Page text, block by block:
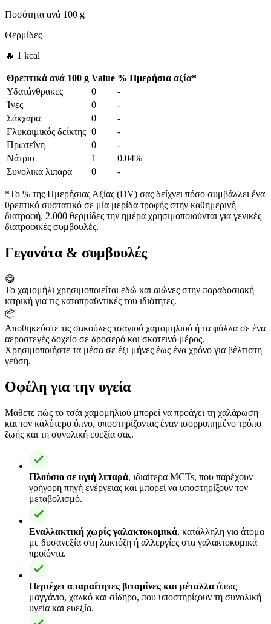
Ποσότητα ανά 100 g
Θερμίδες
🔥 1 kcal
Θρεπτικά ανά 100 g Value % Ημερήσια αξία*
Υδατάνθρακες
0
-
Ίνες
0
-
Σάκχαρα
0
-
Γλυκαιμικός δείκτης 0
-
Πρωτεΐνη
0
-
Νάτριο
1
0.04%
Συνολικά λιπαρά
0 -
*Το % της Ημερήσιας Αξίας (DV) σας δείχνει πόσο συμβάλλει ένα
θρεπτικό συστατικό σε μία μερίδα τροφής στην καθημερινή
διατροφή. 2.000 θερμίδες την ημέρα χρησιμοποιούνται για γενικές
διατροφικές συμβουλές.
Γεγονότα & συμβουλές
😋
Το χαμομήλι χρησιμοποιείται εδώ και αιώνες στην παραδοσιακή
ιατρική για τις καταπραϋντικές του ιδιότητες.
📦
Αποθηκεύστε τις σακούλες τσαγιού χαμομηλιού ή τα φύλλα σε ένα
αεροστεγές δοχείο σε δροσερό και σκοτεινό μέρος.
Χρησιμοποιήστε τα μέσα σε έξι μήνες έως ένα χρόνο για βέλτιστη
γεύση.
Οφέλη για την υγεία
Μάθετε πώς το τσάι χαμομηλιού μπορεί να προάγει τη χαλάρωση
και τον καλύτερο ύπνο, υποστηρίζοντας έναν ισορροπημένο τρόπο
ζωής και τη συνολική ευεξία σας.
Πλούσιο σε υγιή λιπαρά, ιδιαίτερα MCTs, που παρέχουν
γρήγορη πηγή ενέργειας και μπορεί να υποστηρίξουν τον
μεταβολισμό.
Εναλλακτική χωρίς γαλακτοκομικά, κατάλληλη για άτομα
με δυσανεξία στη λακτόζη ή αλλεργίες στα γαλακτοκομικά
προϊόντα.
Περιέχει απαραίτητες βιταμίνες και μέταλλα όπως
μαγγάνιο, χαλκό και σίδηρο, που υποστηρίζουν τη συνολική
υγεία και ευεξία.